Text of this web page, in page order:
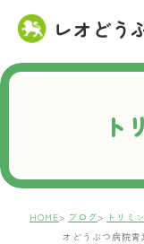
レオどう
ト
HOME ブログ トリミ
オどうぶつ病院